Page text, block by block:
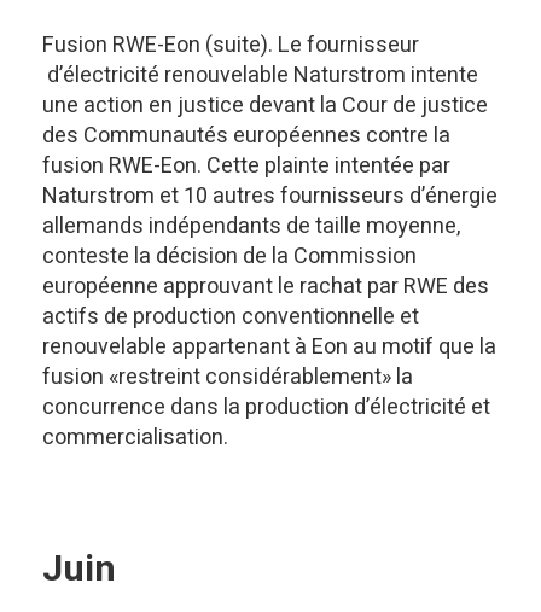
Fusion RWE-Eon (suite). Le fournisseur
d’électricité renouvelable Naturstrom intente
une action en justice devant la Cour de justice
des Communautés européennes contre la
fusion RWE-Eon. Cette plainte intentée par
Naturstrom et 10 autres fournisseurs d’énergie
allemands indépendants de taille moyenne,
conteste la décision de la Commission
européenne approuvant le rachat par RWE des
actifs de production conventionnelle et
renouvelable appartenant à Eon au motif que la
fusion «restreint considérablement» la
concurrence dans la production d’électricité et
commercialisation.
Juin